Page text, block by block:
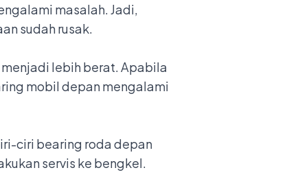
masalah. Jadi,
sudah rusak.
lebih berat. Apabila
mobil depan mengalami
ciri bearing roda depan
servis ke bengkel.